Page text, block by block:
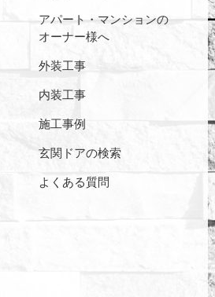
アパート・マンションの
オーナー様へ
外装工事
内装工事
施工事例
玄関ドアの検索
よくある質問